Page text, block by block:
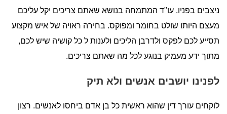
ניצבים בפניו. עו"ד המתמחה בנושא שאתם צריכים יקל עליכם
מעצם היותו שולט בחומר ומפוקס. בחירה ראויה של איש מקצוע
תסייע לכם לפקס ולדרבן הליכים ולענות ל כל קושיה שיש לכם,
מתוך ידע מעמיק בנוגע לכל מה שאתם צריכים.
לפנינו יושבים אנשים ולא תיק
לוקחים עורך דין שהוא ראשית כל בן אדם ביחסו לאנשים. רצון